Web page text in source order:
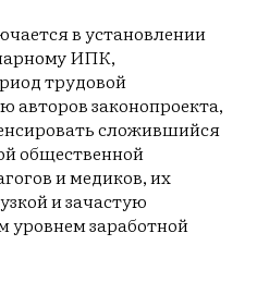
в установлении
ИПК,
трудовой
авторов законопроекта,
сложившийся
общественной
и медиков, их
и зачастую
уровнем заработной